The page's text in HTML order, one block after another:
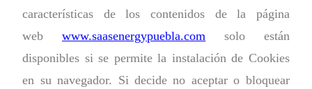
características de los contenidos de la página
webwww.saasenergypuebla.com solo están
disponibles si se permite la instalación de Cookies
en su navegador. Si decide no aceptar o bloquear